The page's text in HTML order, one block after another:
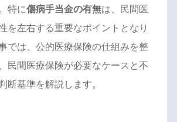
特に傷病手当金の有無は、民間医
を左右する重要なポイントとなり
では、公的医療保険の仕組みを整
民間医療保険が必要なケースと不
断基準を解説します。